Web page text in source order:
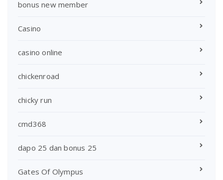
bonus new member
Casino
casino online
chickenroad
chicky run
cmd368
dapo 25 dan bonus 25
Gates Of Olympus